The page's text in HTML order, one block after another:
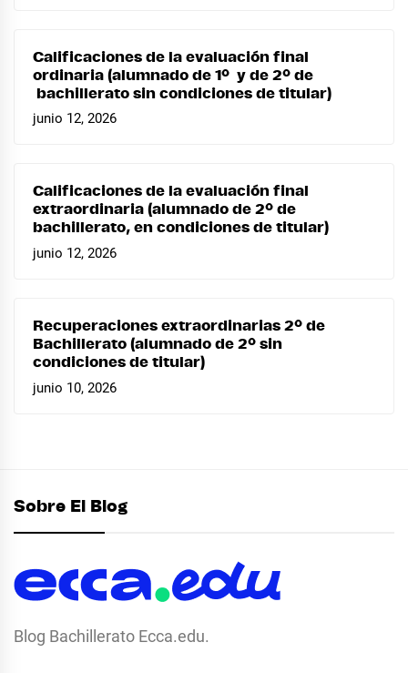
Calificaciones de la evaluación final
ordinaria (alumnado de 1º y de 2º de
bachillerato sin condiciones de titular)
junio 12, 2026
Calificaciones de la evaluación final
extraordinaria (alumnado de 2º de
bachillerato, en condiciones de titular)
junio 12, 2026
Recuperaciones extraordinarias 2º de
Bachillerato (alumnado de 2º sin
condiciones de titular)
junio 10, 2026
Sobre El Blog
Blog Bachillerato Ecca.edu.